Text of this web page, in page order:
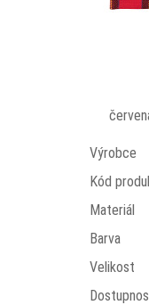
Výrobce
Kód
Materiál
Barva
Velikost